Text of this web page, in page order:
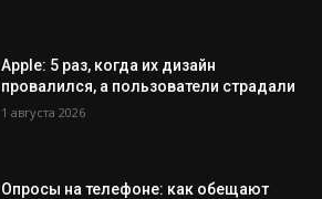
Apple: 5 раз, когда их дизайн
провалился, а пользователи страдали
1 августа 2026
Опросы на телефоне: как обещают